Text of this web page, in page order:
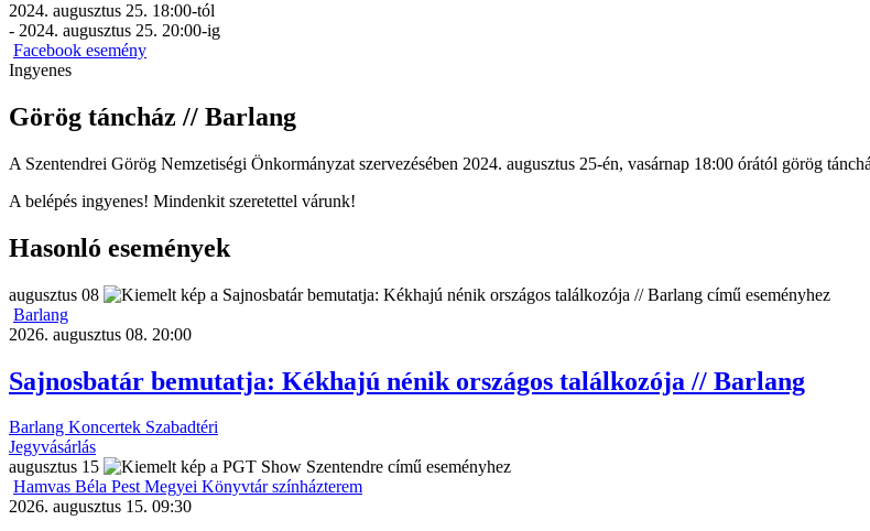
2024. augusztus 25. 18:00-tól
- 2024. augusztus 25. 20:00-ig
Facebook esemény
Ingyenes
Görög táncház // Barlang
A Szentendrei Görög Nemzetiségi Önkormányzat szervezésében 2024. augusztus 25-én, vasárnap 18:00 órától görög
A belépés ingyenes! Mindenkit szeretettel várunk!
Hasonló események
augusztus 08
Barlang
2026. augusztus 08. 20:00
Sajnosbatár bemutatja: Kékhajú nénik országos találkozója // Barlang
Barlang Koncertek Szabadtéri
Jegyvásárlás
augusztus 15
Hamvas Béla Pest Megyei Könyvtár színházterem
2026. augusztus 15. 09:30